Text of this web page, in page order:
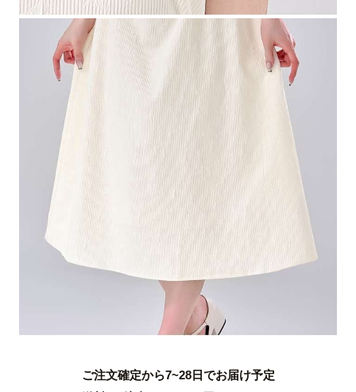
ご注文確定から7~28日でお届け予定